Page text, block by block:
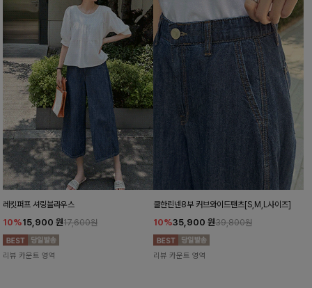
레킷퍼프 셔링블라우스
10%15,900 원17,600원
리뷰 카운트 영역
쿨한린넨8부 커브와이드팬츠[S,M,L사이즈]
10%35,900 원39,800원
리뷰 카운트 영역